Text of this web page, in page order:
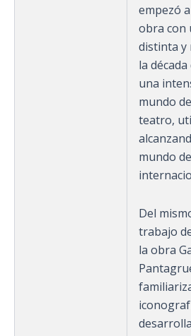
empezó
obra con
distinta y
la
una
mundo
teatro,
mundo
Del
trabajo
la obra